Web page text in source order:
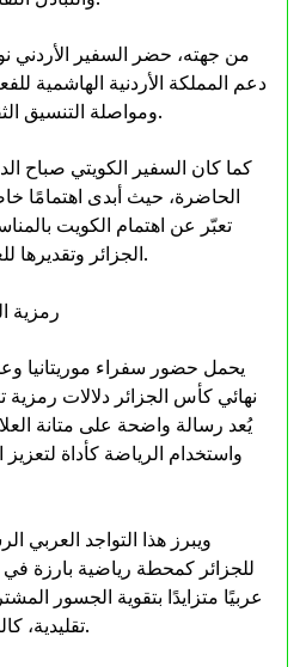
من جهته، حضر السفير الأردني
دعم المملكة الأردنية الهاشمية
ومواصلة التنسيق الثقافي والرياضي المشترك.
كما كان السفير الكويتي صباح
الحاضرة، حيث أبدى اهتمامًا
تعبّر عن اهتمام الكويت
الجزائر وتقديرها للعلاقات المتينة بين البلدين.
رمزية
يحمل حضور سفراء موريتانيا
نهائي كأس الجزائر دلالات رمزية
يُعد رسالة واضحة على متانة
واستخدام الرياضة كأداة لتعزيز
ويبرز هذا التواجد
للجزائر كمحطة رياضية بارزة
عربيًا متزايدًا بتقوية الجسور
تقليدية، كالرياضة والفعاليات الكبرى.